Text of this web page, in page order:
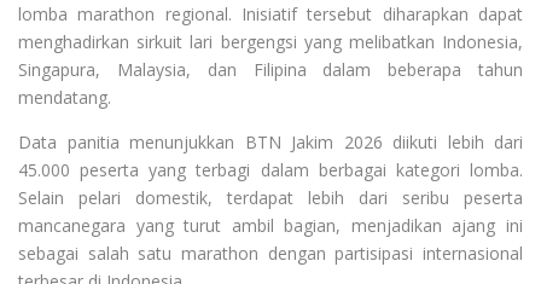
lomba marathon regional. Inisiatif tersebut diharapkan dapat
menghadirkan sirkuit lari bergengsi yang melibatkan Indonesia,
Singapura, Malaysia, dan Filipina dalam beberapa tahun
mendatang.
Data panitia menunjukkan BTN Jakim 2026 diikuti lebih dari
45.000 peserta yang terbagi dalam berbagai kategori lomba.
Selain pelari domestik, terdapat lebih dari seribu peserta
mancanegara yang turut ambil bagian, menjadikan ajang ini
sebagai salah satu marathon dengan partisipasi internasional